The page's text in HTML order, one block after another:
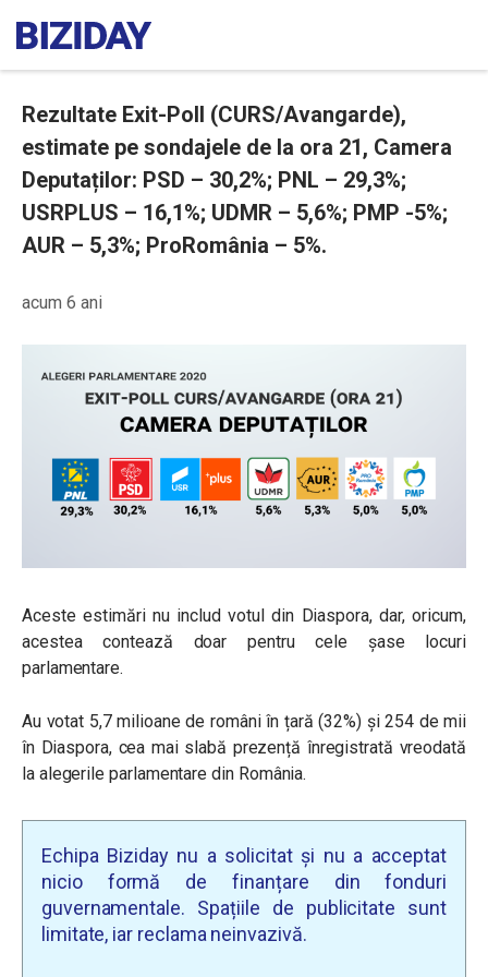
Rezultate Exit-Poll (CURS/Avangarde),
estimate pe sondajele de la ora 21, Camera
Deputaților: PSD – 30,2%; PNL – 29,3%;
USRPLUS – 16,1%; UDMR – 5,6%; PMP -5%;
AUR – 5,3%; ProRomânia – 5%.
acum 6 ani
Aceste estimări nu includ votul din Diaspora, dar, oricum,
acestea contează doar pentru cele șase locuri
parlamentare.
Au votat 5,7 milioane de români în țară (32%) și 254 de mii
în Diaspora, cea mai slabă prezență înregistrată vreodată
la alegerile parlamentare din România.
Echipa Biziday nu a solicitat și nu a acceptat
nicio formă de finanțare din fonduri
guvernamentale. Spațiile de publicitate sunt
limitate, iar reclama neinvazivă.